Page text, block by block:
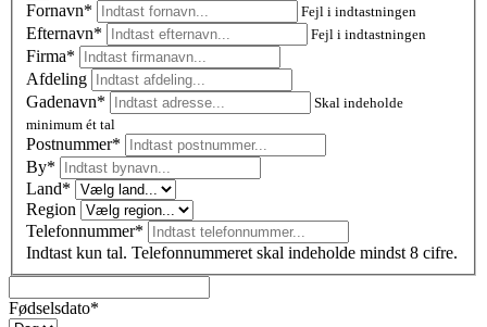
Fornavn* Fejl i indtastningen
Efternavn* Fejl i indtastningen
Firma*
Afdeling
Gadenavn*
Skal indeholde
minimum ét tal
Postnummer*
By*
Land*
Region
Telefonnummer*
Indtast kun tal. Telefonnummeret skal indeholde mindst 8 cifre.
Fødselsdato*